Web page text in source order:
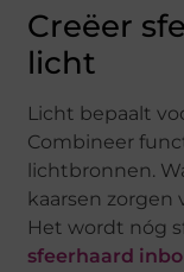
Creëer
licht
Licht bepaalt
Combineer
lichtbronnen.
kaarsen
Het wordt nóg
sfeerhaard